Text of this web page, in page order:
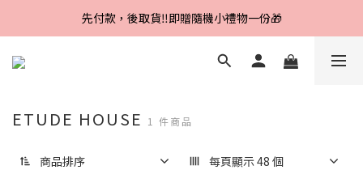
Line好友招募中，首購、回購皆贈100元
先付款，後取貨‼️即贈隨機小禮物一份🎁
Line好友招募中，首購、回購皆贈100元
ETUDE HOUSE 1 件商品
商品排序 每頁顯示 48 個